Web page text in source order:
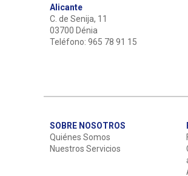
Alicante
C. de Senija, 11
03700 Dénia
Teléfono: 965 78 91 15
SOBRE NOSOTROS
Quiénes Somos
Nuestros Servicios